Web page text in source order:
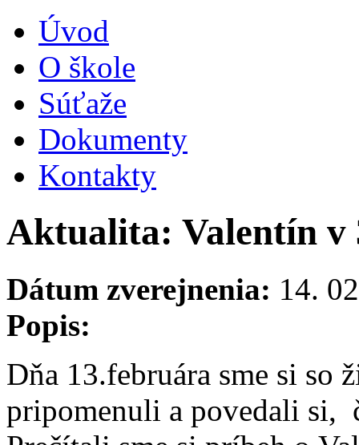
Úvod
O škole
Súťaže
Dokumenty
Kontakty
Aktualita: Valentín v
Dátum zverejnenia: 14.
Popis:
Dňa 13.februára sme si so
pripomenuli a povedali si,